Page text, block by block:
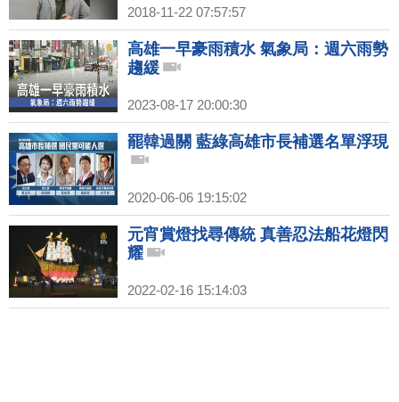
2018-11-22 07:57:57
高雄一早豪雨積水 氣象局：週六雨勢
趨緩
2023-08-17 20:00:30
罷韓過關 藍綠高雄市長補選名單浮現
2020-06-06 19:15:02
元宵賞燈找尋傳統 真善忍法船花燈閃
耀
2022-02-16 15:14:03